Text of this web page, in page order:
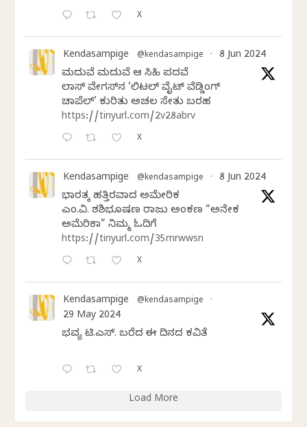
X
Kendasampige @kendasampige · 8 Jun 2024
ಮದುವೆ ಮದುವೆ ಆ ಸಿಹಿ ಪದವೆ
ಲಾಸ್‌ ವೇಗಸ್‌ನ ‘ಲಿಟಲ್ ವೈಟ್ ವೆಡ್ಡಿಂಗ್
ಚಾಪೆಲ್’ ಕುರಿತು ಅಚಲ ಸೇತು ಬರಹ
https://tinyurl.com/2v28abrv
X
Kendasampige @kendasampige · 8 Jun 2024
ಭಾರತಕ್ಕೆ ಹತ್ತಿರವಾದ ಅಮೇರಿಕ
ಎಂ.ವಿ. ಶಶಿಭೂಷಣ ರಾಜು ಅಂಕಣ “ಅನೇಕ
ಅಮೆರಿಕಾ” ನಿಮ್ಮ ಓದಿಗೆ
https://tinyurl.com/35mrwwsn
X
Kendasampige @kendasampige ·
29 May 2024
ಭವ್ಯ ಟಿ.ಎಸ್. ಬರೆದ ಈ ದಿನದ ಕವಿತೆ
X
Load More